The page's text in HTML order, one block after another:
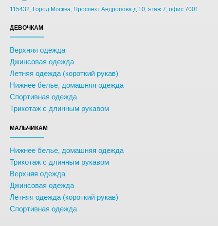
115432, Город Москва, Проспект Андропова д.10, этаж 7, офис 7001
ДЕВОЧКАМ
Верхняя одежда
Джинсовая одежда
Летняя одежда (короткий рукав)
Нижнее белье, домашняя одежда
Спортивная одежда
Трикотаж с длинным рукавом
МАЛЬЧИКАМ
Нижнее белье, домашняя одежда
Трикотаж с длинным рукавом
Верхняя одежда
Джинсовая одежда
Летняя одежда (короткий рукав)
Спортивная одежда